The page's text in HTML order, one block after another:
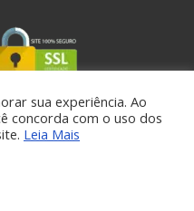
sua experiência. Ao
concorda com o uso dos
Leia Mais